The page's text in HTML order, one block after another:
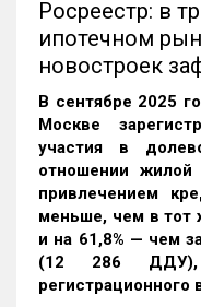
Росреестр: в
ипотечном
новостроек
В сентябре 2025
Москве
участия в
отношении
привлечением
меньше, чем в тот
и на 61,8% — чем
(12 286 ДДУ)
регистрационного